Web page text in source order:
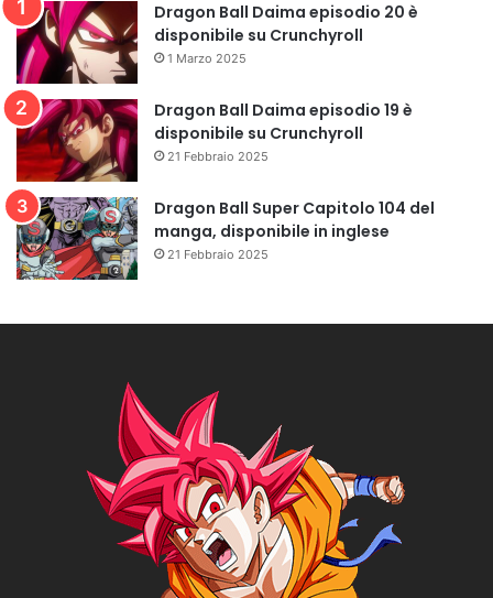
Dragon Ball Daima episodio 20 è
disponibile su Crunchyroll
1 Marzo 2025
Dragon Ball Daima episodio 19 è
disponibile su Crunchyroll
21 Febbraio 2025
Dragon Ball Super Capitolo 104 del
manga, disponibile in inglese
21 Febbraio 2025